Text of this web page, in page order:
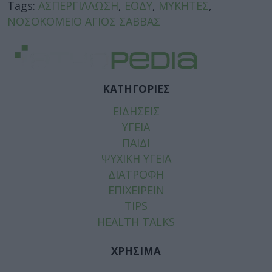
Tags: ΑΣΠΕΡΓΙΛΛΩΣΗ, ΕΟΔΥ, ΜΥΚΗΤΕΣ,
ΝΟΣΟΚΟΜΕΙΟ ΑΓΙΟΣ ΣΑΒΒΑΣ
ΚΑΤΗΓΟΡΙΕΣ
ΕΙΔΗΣΕΙΣ
ΥΓΕΙΑ
ΠΑΙΔΙ
ΨΥΧΙΚΗ ΥΓΕΙΑ
ΔΙΑΤΡΟΦΗ
ΕΠΙΧΕΙΡΕΙΝ
TIPS
HEALTH TALKS
ΧΡΗΣΙΜΑ